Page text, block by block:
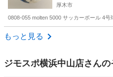
厚木市
0808-055 molten 5000 サッカーボール 4
神奈川 厚木市
もっと見る
ジモスポ横浜中山店さんの